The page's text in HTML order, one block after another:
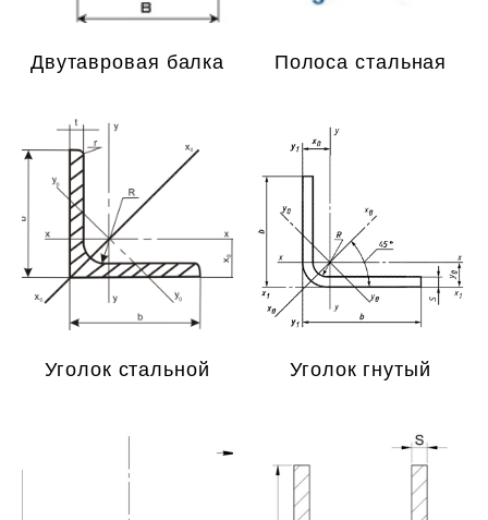
Двутавровая балка Полоса стальная
Уголок стальной Уголок гнутый